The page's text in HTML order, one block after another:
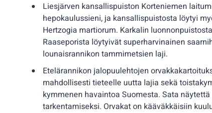
Liesjärven kansallispuiston Korteniemen
hepokaulussieni, ja kansallispuistosta löytyi
Hertzogia martiorum. Karkalin
Raaseporista löytyivät superharvinainen
lounaisrannikon tammimetsien laji.
Etelärannikon jalopuulehtojen
mahdollisesti tieteelle uutta lajia sekä
kymmenen havaintoa Suomesta. Sata
tarkentamiseksi. Orvakat on kääväkkäisiin